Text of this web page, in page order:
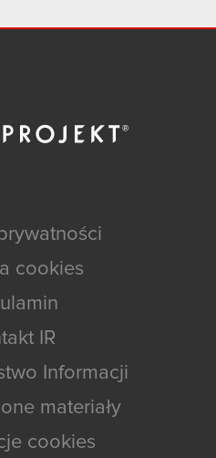
cookies
IR
Informacji
materiały
cookies